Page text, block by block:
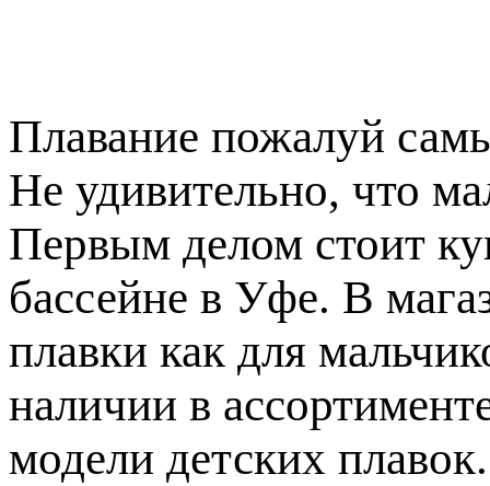
Плавание пожалуй
Не удивительно, что
Первым делом стоит
бассейне в Уфе. В
плавки как для
наличии в
модели детских плавок.